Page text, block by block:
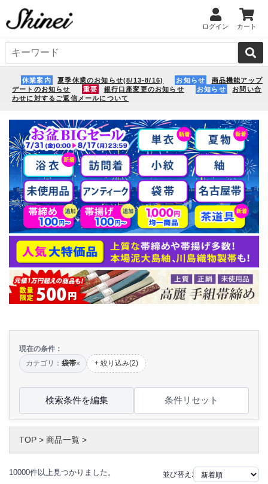
ログイン カート
休業案内 夏季休業のお知らせ(8/13-8/16) お知らせ
商品機能アップ
デートのお知らせ
重要 銀行口座変更のお知らせ お知らせ
お問い合
わせに対するご返信メールについて
現在の条件：
カテゴリ： 袋帯× + 絞り込み(2)
検索条件を編集 条件リセット
TOP > 商品一覧 >
10000件以上見つかりました。 並び替え: